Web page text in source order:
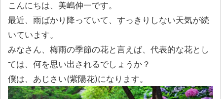
こんにちは、美嶋伸一です。
最近、雨ばかり降っていて、すっきりしない天気が続
いています。
みなさん、梅雨の季節の花と言えば、代表的な花とし
ては、何を思い出されるでしょうか？
僕は、あじさい(紫陽花)になります。